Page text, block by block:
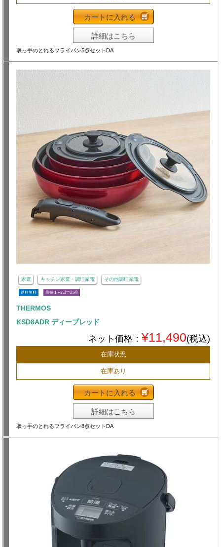
カートに入れる
詳細はこちら
取っ手のとれるフライパン5点セットDA
家電 キッチン家電・調理家電 その他調理家電
送料無料 最短 1〜3日で出荷
THERMOS
KSD8ADR ディープレッド
ネット価格： ¥11,490(税込)
在庫状況
在庫あり
カートに入れる
詳細はこちら
取っ手のとれるフライパン8点セットDA